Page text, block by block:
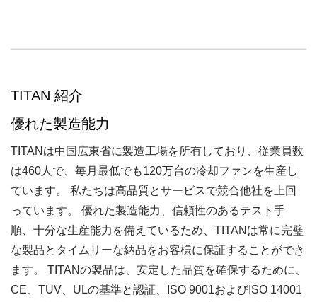
TITAN 紹介
優れた製造能力
TITANは中国広東省に製造工場を所有しており、従業員数
は460人で、毎月最低でも120万台の冷却ファンを生産し
ています。 私たちは高品質とサービスで競合他社を上回
っています。 優れた製造能力、信頼性のあるテスト手
順、十分な生産能力を備えているため、TITANは常に完璧
な製品とタイムリーな納品をお客様に保証することができ
ます。 TITANの製品は、安定した品質を確保するために、
CE、TUV、ULの基準と認証、ISO 9001およびISO 14001